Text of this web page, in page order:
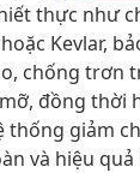
thực như
Kevlar,
chống trơn
đồng thời
thống giảm
và hiệu quả